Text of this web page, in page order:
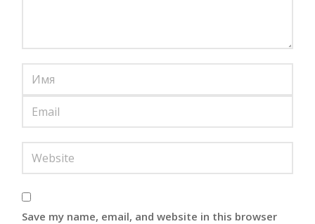
Save my name, email, and website in this browser